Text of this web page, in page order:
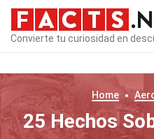
Convierte tu curiosidad en
Home
25 Hechos